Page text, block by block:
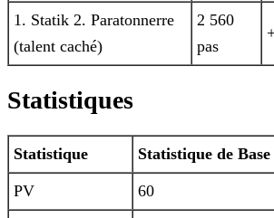
1. Statik 2. Paratonnerre
(talent caché)
2 560
pas
Statistiques
Statistique Statistique de Base
PV 60